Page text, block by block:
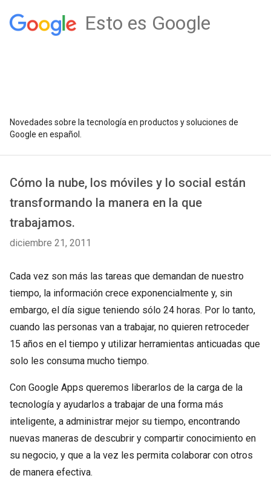
Esto es Google
Novedades sobre la tecnología en productos y soluciones de
Google en español.
Cómo la nube, los móviles y lo social están
transformando la manera en la que
trabajamos.
diciembre 21, 2011
Cada vez son más las tareas que demandan de nuestro
tiempo, la información crece exponencialmente y, sin
embargo, el día sigue teniendo sólo 24 horas. Por lo tanto,
cuando las personas van a trabajar, no quieren retroceder
15 años en el tiempo y utilizar herramientas anticuadas que
solo les consuma mucho tiempo.
Con Google Apps queremos liberarlos de la carga de la
tecnología y ayudarlos a trabajar de una forma más
inteligente, a administrar mejor su tiempo, encontrando
nuevas maneras de descubrir y compartir conocimiento en
su negocio, y que a la vez les permita colaborar con otros
de manera efectiva.